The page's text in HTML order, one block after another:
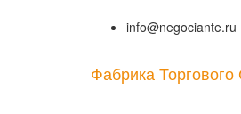
info@negociante.ru
Фабрика